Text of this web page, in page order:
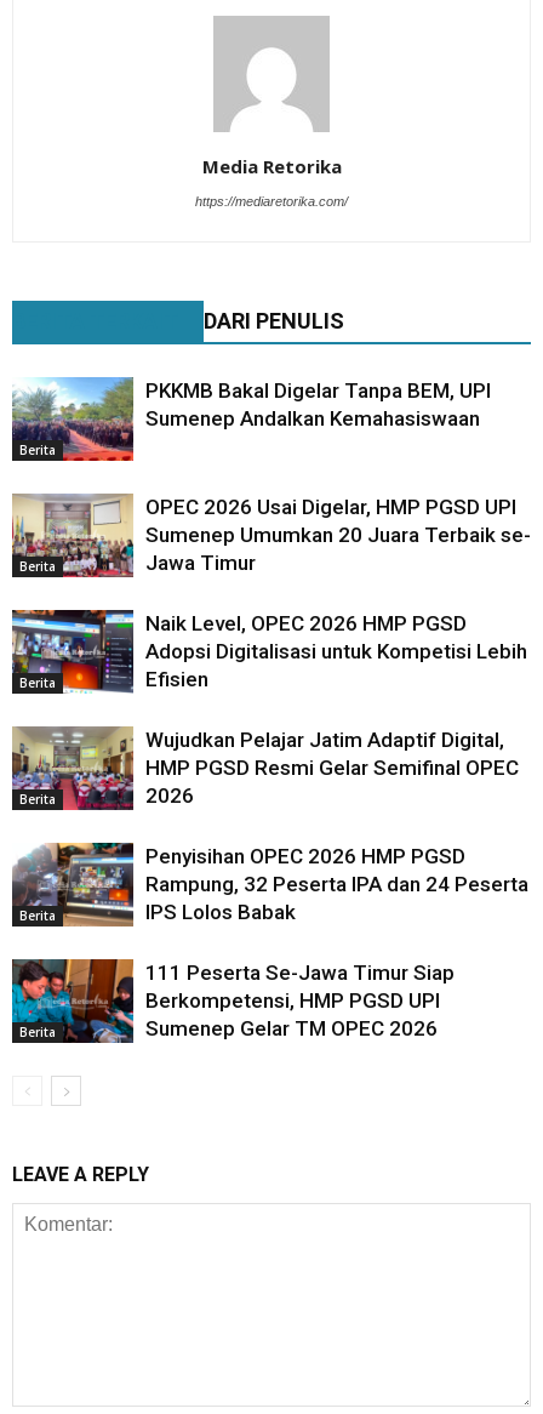
Media Retorika
https://mediaretorika.com/
DARI PENULIS
Berita
PKKMB Bakal Digelar Tanpa BEM, UPI
Sumenep Andalkan Kemahasiswaan
Berita
OPEC 2026 Usai Digelar, HMP PGSD UPI
Sumenep Umumkan 20 Juara Terbaik se-
Jawa Timur
Berita
Naik Level, OPEC 2026 HMP PGSD
Adopsi Digitalisasi untuk Kompetisi Lebih
Efisien
Berita
Wujudkan Pelajar Jatim Adaptif Digital,
HMP PGSD Resmi Gelar Semifinal OPEC
2026
Berita
Penyisihan OPEC 2026 HMP PGSD
Rampung, 32 Peserta IPA dan 24 Peserta
IPS Lolos Babak
Berita
111 Peserta Se-Jawa Timur Siap
Berkompetensi, HMP PGSD UPI
Sumenep Gelar TM OPEC 2026
LEAVE A REPLY